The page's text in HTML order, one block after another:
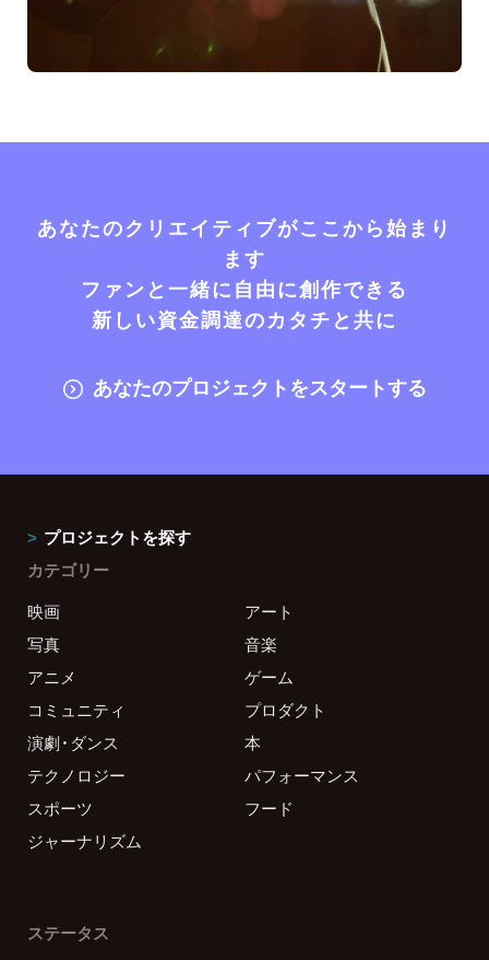
あなたのクリエイティブがここから始まり
ます
ファンと一緒に自由に創作できる
新しい資金調達のカタチと共に
あなたのプロジェクトをスタートする
プロジェクトを探す
カテゴリー
映画
アート
写真
音楽
アニメ
ゲーム
コミュニティ
プロダクト
演劇・ダンス
本
テクノロジー
パフォーマンス
スポーツ
フード
ジャーナリズム
ステータス